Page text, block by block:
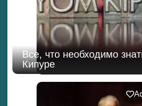
Все, что необходимо
Кипуре